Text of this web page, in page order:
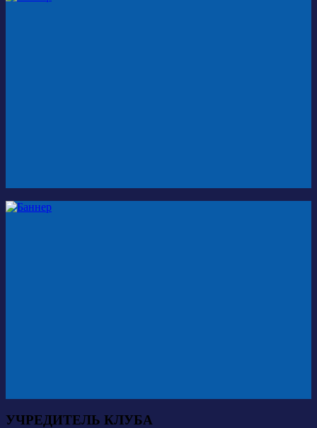
УЧРЕДИТЕЛЬ КЛУБА